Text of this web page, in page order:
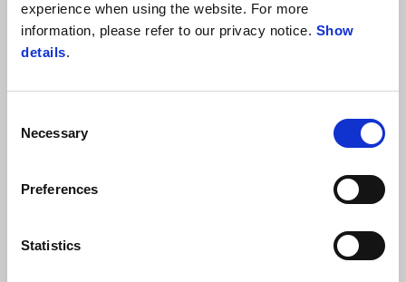
experience when using the website. For more
information, please refer to our privacy notice. Show
details.
Selection
Necessary
Preferences
Statistics